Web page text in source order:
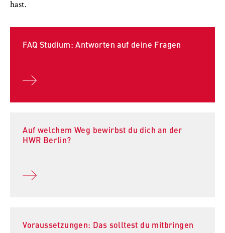
hast.
FAQ Studium: Antworten auf deine Fragen
Auf welchem Weg bewirbst du dich an der
HWR Berlin?
Voraussetzungen: Das solltest du mitbringen